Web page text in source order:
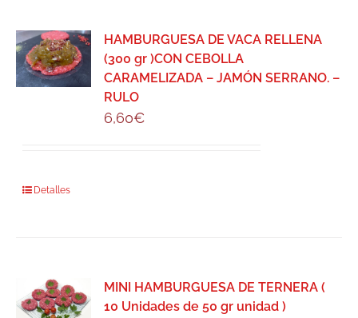
HAMBURGUESA DE VACA RELLENA
(300 gr )CON CEBOLLA
CARAMELIZADA – JAMÓN SERRANO. –
RULO
6,60€
Detalles
MINI HAMBURGUESA DE TERNERA (
10 Unidades de 50 gr unidad )